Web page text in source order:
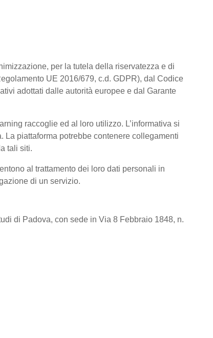
per la tutela della riservatezza e di
UE 2016/679, c.d. GDPR), dal Codice
adottati dalle autorità europee e dal Garante
raccoglie ed al loro utilizzo. L’informativa si
piattaforma potrebbe contenere collegamenti
tali siti.
al trattamento dei loro dati personali in
di un servizio.
di Padova, con sede in Via 8 Febbraio 1848, n.